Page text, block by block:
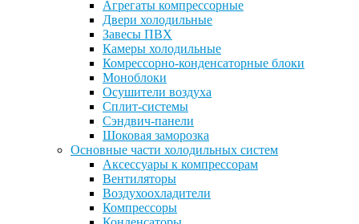
Агрегаты компрессорные
Двери холодильные
Завесы ПВХ
Камеры холодильные
Комрессорно-конденсаторные блоки
Моноблоки
Осушители воздуха
Сплит-системы
Сэндвич-панели
Шоковая заморозка
Основные части холодильных систем
Аксессуары к компрессорам
Вентиляторы
Воздухоохладители
Компрессоры